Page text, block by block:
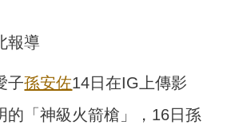
報導
子孫安佐14日在IG上傳影
的「神級火箭槍」，16日孫